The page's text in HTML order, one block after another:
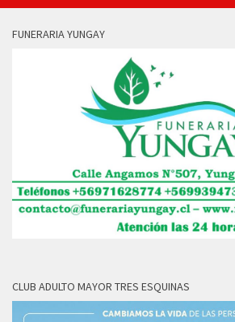
FUNERARIA YUNGAY
CLUB ADULTO MAYOR TRES ESQUINAS